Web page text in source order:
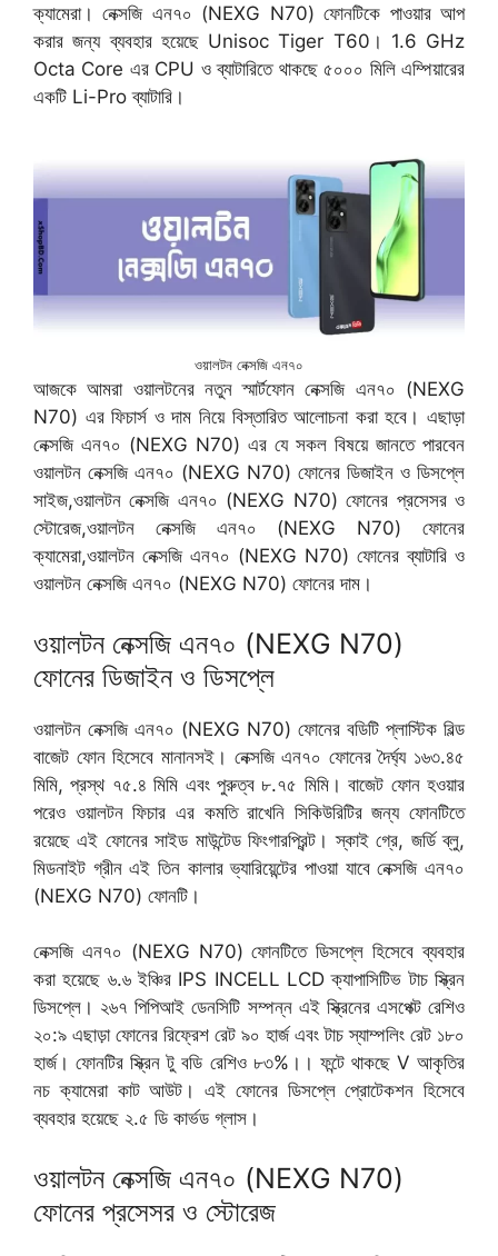
ক্যামেরা। নেক্সজি এন৭০ (NEXG N70) ফোনটিকে পাওয়ার আপ
করার জন্য ব্যবহার হয়েছে Unisoc Tiger T60। 1.6 GHz
Octa Core এর CPU ও ব্যাটারিতে থাকছে ৫০০০ মিলি এম্পিয়ারের
একটি Li-Pro ব্যাটারি।
ওয়ালটন নেক্সজি এন৭০
আজকে আমরা ওয়ালটনের নতুন স্মার্টফোন নেক্সজি এন৭০ (NEXG
N70) এর ফিচার্স ও দাম নিয়ে বিস্তারিত আলোচনা করা হবে। এছাড়া
নেক্সজি এন৭০ (NEXG N70) এর যে সকল বিষয়ে জানতে পারবেন
ওয়ালটন নেক্সজি এন৭০ (NEXG N70) ফোনের ডিজাইন ও ডিসপ্লে
সাইজ,ওয়ালটন নেক্সজি এন৭০ (NEXG N70) ফোনের প্রসেসর ও
স্টোরেজ,ওয়ালটন নেক্সজি এন৭০ (NEXG N70) ফোনের
ক্যামেরা,ওয়ালটন নেক্সজি এন৭০ (NEXG N70) ফোনের ব্যাটারি ও
ওয়ালটন নেক্সজি এন৭০ (NEXG N70) ফোনের দাম।
ওয়ালটন নেক্সজি এন৭০ (NEXG N70)
ফোনের ডিজাইন ও ডিসপ্লে
ওয়ালটন নেক্সজি এন৭০ (NEXG N70) ফোনের বডিটি প্লাস্টিক বিল্ড
বাজেট ফোন হিসেবে মানানসই। নেক্সজি এন৭০ ফোনের দৈর্ঘ্য ১৬৩.৪৫
মিমি, প্রস্থ ৭৫.৪ মিমি এবং পুরুত্ব ৮.৭৫ মিমি। বাজেট ফোন হওয়ার
পরেও ওয়ালটন ফিচার এর কমতি রাখেনি সিকিউরিটির জন্য ফোনটিতে
রয়েছে এই ফোনের সাইড মাউন্টেড ফিংগারপ্রিন্ট। স্কাই গ্রে, জর্ডি ব্লু,
মিডনাইট গ্রীন এই তিন কালার ভ্যারিয়েন্টের পাওয়া যাবে নেক্সজি এন৭০
(NEXG N70) ফোনটি।
নেক্সজি এন৭০ (NEXG N70) ফোনটিতে ডিসপ্লে হিসেবে ব্যবহার
করা হয়েছে ৬.৬ ইঞ্চির IPS INCELL LCD ক্যাপাসিটিভ টাচ স্ক্রিন
ডিসপ্লে। ২৬৭ পিপিআই ডেনসিটি সম্পন্ন এই স্ক্রিনের এসপেক্ট রেশিও
২০:৯ এছাড়া ফোনের রিফ্রেশ রেট ৯০ হার্জ এবং টাচ স্যাম্পলিং রেট ১৮০
হার্জ। ফোনটির স্ক্রিন টু বডি রেশিও ৮৩%।। ফন্টে থাকছে V আকৃতির
নচ ক্যামেরা কাট আউট। এই ফোনের ডিসপ্লে প্রোটেকশন হিসেবে
ব্যবহার হয়েছে ২.৫ ডি কার্ভড গ্লাস।
ওয়ালটন নেক্সজি এন৭০ (NEXG N70)
ফোনের প্রসেসর ও স্টোরেজ